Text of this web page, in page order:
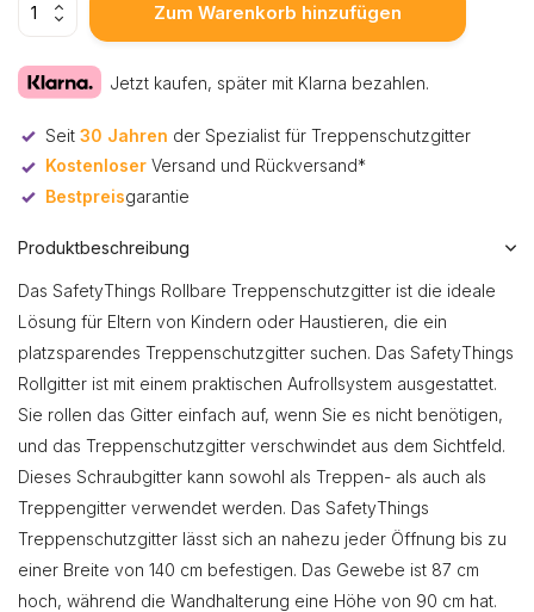
Zum Warenkorb hinzufügen
Jetzt kaufen, später mit Klarna bezahlen.
Seit 30 Jahren der Spezialist für Treppenschutzgitter
Kostenloser Versand und Rückversand*
Bestpreisgarantie
Produktbeschreibung
Das SafetyThings Rollbare Treppenschutzgitter ist die ideale
Lösung für Eltern von Kindern oder Haustieren, die ein
platzsparendes Treppenschutzgitter suchen. Das SafetyThings
Rollgitter ist mit einem praktischen Aufrollsystem ausgestattet.
Sie rollen das Gitter einfach auf, wenn Sie es nicht benötigen,
und das Treppenschutzgitter verschwindet aus dem Sichtfeld.
Dieses Schraubgitter kann sowohl als Treppen- als auch als
Treppengitter verwendet werden. Das SafetyThings
Treppenschutzgitter lässt sich an nahezu jeder Öffnung bis zu
einer Breite von 140 cm befestigen. Das Gewebe ist 87 cm
hoch, während die Wandhalterung eine Höhe von 90 cm hat.